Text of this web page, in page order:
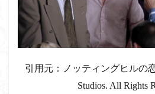
引用元：ノッティングヒルの
Studios. All Rights